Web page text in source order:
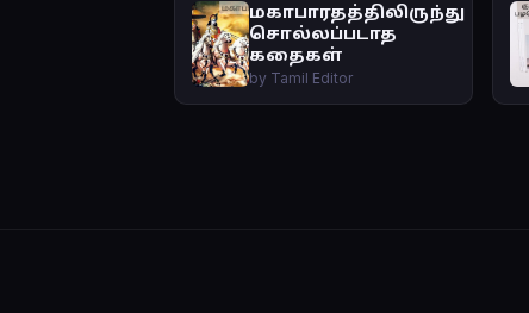
மகாபாரதத்திலிருந்து
சொல்லப்படாத
கதைகள்
by Tamil Editor